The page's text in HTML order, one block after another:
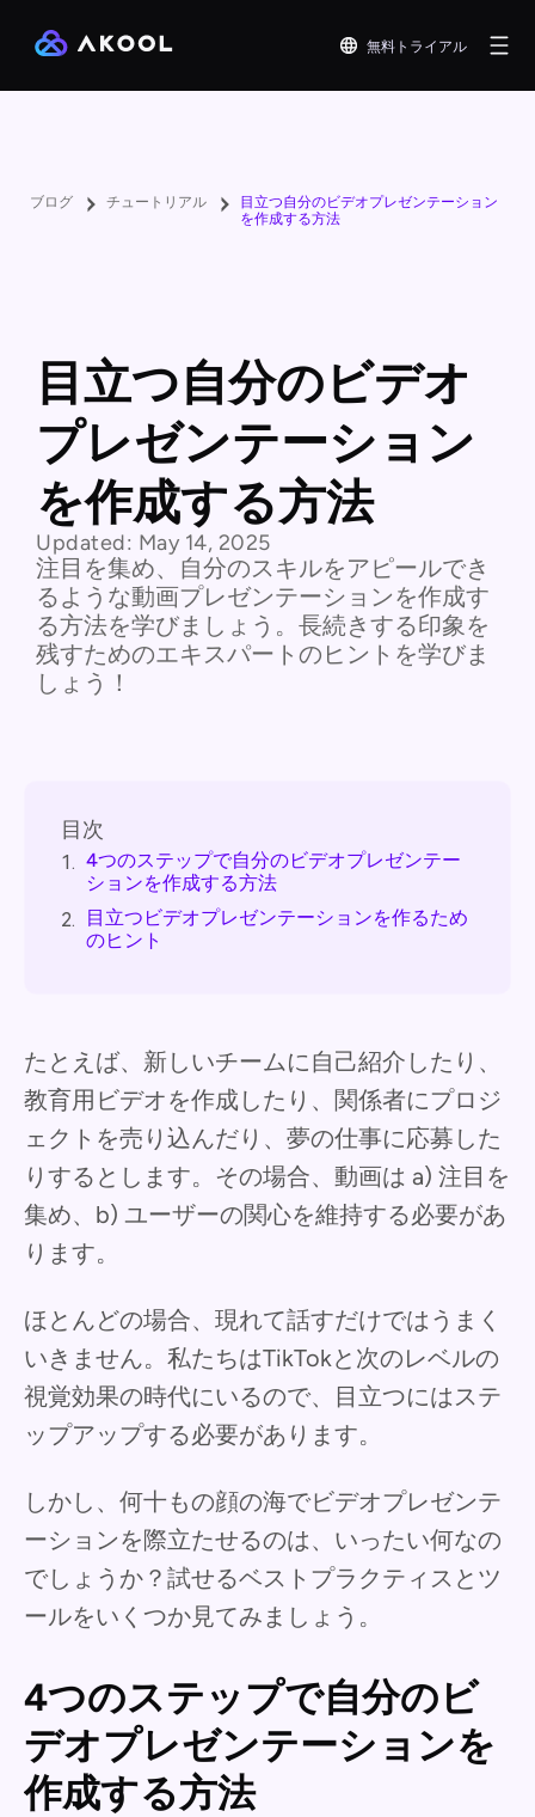
無料トライアル
ブログ チュートリアル
目立つ自分のビデオプレゼンテーション
を作成する方法
目立つ自分のビデオ
プレゼンテーション
を作成する方法
Updated: May 14, 2025
注目を集め、自分のスキルをアピールでき
るような動画プレゼンテーションを作成す
る方法を学びましょう。長続きする印象を
残すためのエキスパートのヒントを学びま
しょう！
目次
1. 4つのステップで自分のビデオプレゼンテー
ションを作成する方法
2.
目立つビデオプレゼンテーションを作るため
のヒント
たとえば、新しいチームに自己紹介したり、
教育用ビデオを作成したり、関係者にプロジ
ェクトを売り込んだり、夢の仕事に応募した
りするとします。その場合、動画は a) 注目を
集め、b) ユーザーの関心を維持する必要があ
ります。
ほとんどの場合、現れて話すだけではうまく
いきません。私たちはTikTokと次のレベルの
視覚効果の時代にいるので、目立つにはステ
ップアップする必要があります。
しかし、何十もの顔の海でビデオプレゼンテ
ーションを際立たせるのは、いったい何なの
でしょうか？試せるベストプラクティスとツ
ールをいくつか見てみましょう。
4つのステップで自分のビ
デオプレゼンテーションを
作成する方法